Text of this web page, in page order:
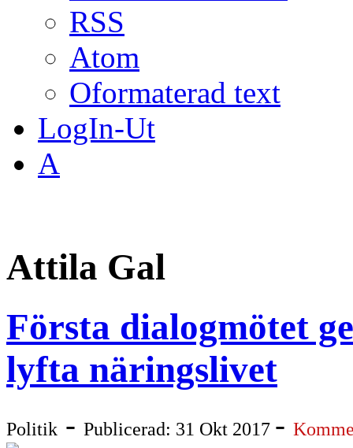
RSS
Atom
Oformaterad text
LogIn-Ut
A
Attila Gal
Första dialogmötet
lyfta näringslivet
Politik - Publicerad: 31 Okt 2017 -